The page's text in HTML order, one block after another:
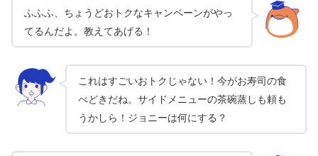
ふふふ、ちょうどおトクなキャンペーンがやっ
てるんだよ。教えてあげる！
これはすごいおトクじゃない！今がお寿司の食
べどきだね。サイドメニューの茶碗蒸しも頼も
うかしら！ジョニーは何にする？